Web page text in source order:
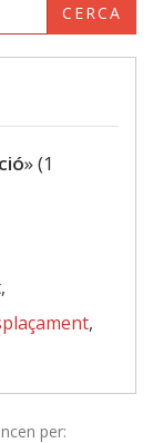
CERCA
» (1
,
per: